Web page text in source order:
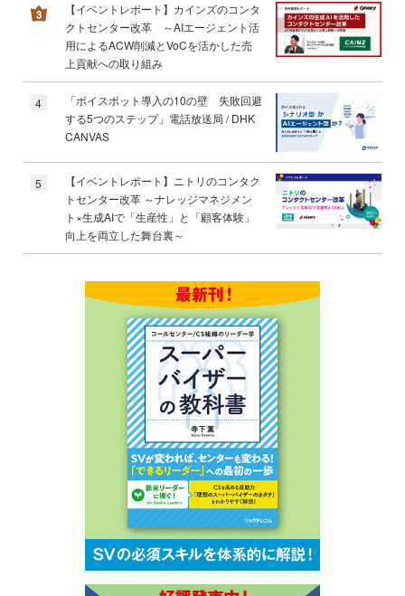
【イベントレポート】カインズのコンタ
クトセンター改革 ～AIエージェント活
用によるACW削減とVoCを活かした売
上貢献への取り組み
4
「ボイスボット導入の10の壁 失敗回避
する5つのステップ」電話放送局 / DHK
CANVAS
5
【イベントレポート】ニトリのコンタク
トセンター改革 ～ナレッジマネジメン
ト×生成AIで「生産性」と「顧客体験」
向上を両立した舞台裏～